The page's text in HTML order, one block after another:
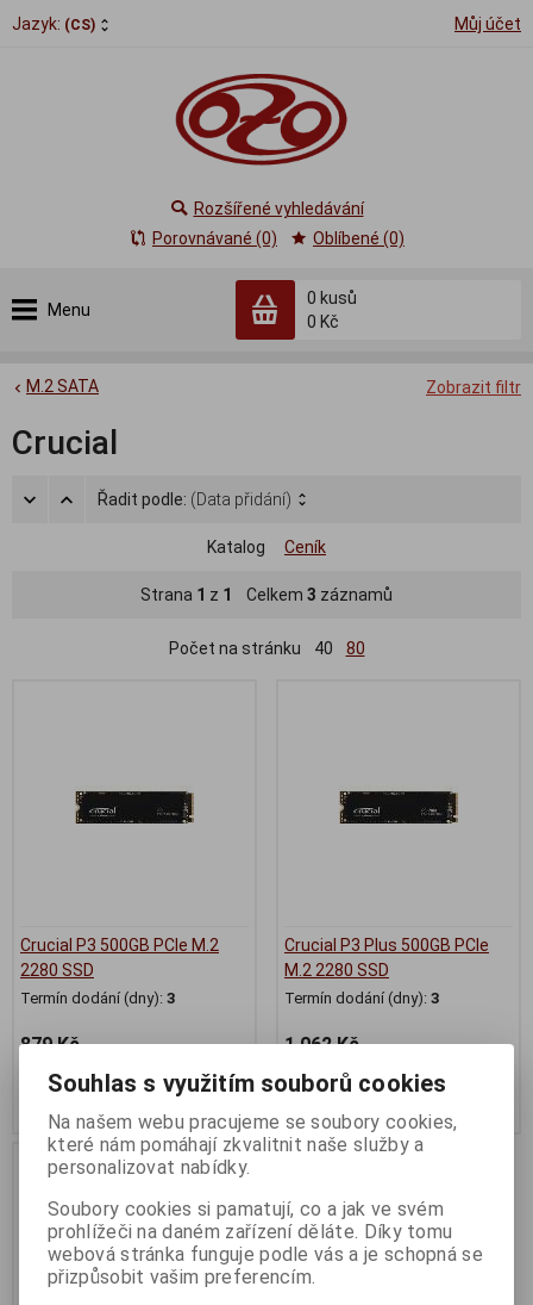
Jazyk: (CS) Můj účet
Menu
0 kusů
0 Kč
Rozšířené vyhledávání
Porovnávané (0)
Oblíbené (0)
Zobrazit filtr
M.2 SATA
Crucial
Řadit podle: (Data přidání)
Katalog Ceník
Strana 1 z 1 Celkem 3 záznamů
Počet na stránku 40 80
Crucial P3 500GB PCIe M.2
2280 SSD
Termín dodání (dny): 3
879 Kč
Koupit
Crucial P3 Plus 500GB PCIe
M.2 2280 SSD
Termín dodání (dny): 3
1 062 Kč
Souhlas s využitím souborů cookies
Na našem webu pracujeme se soubory cookies,
které nám pomáhají zkvalitnit naše služby a
personalizovat nabídky.
Soubory cookies si pamatují, co a jak ve svém
prohlížeči na daném zařízení děláte. Díky tomu
webová stránka funguje podle vás a je schopná se
přizpůsobit vašim preferencím.